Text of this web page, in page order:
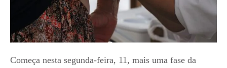
Começa nesta segunda-feira, 11, mais uma fase da